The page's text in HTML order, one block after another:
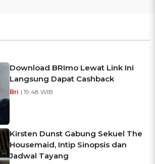
Download BRImo Lewat Link Ini
Langsung Dapat Cashback
Bri | 19:48 WIB
Kirsten Dunst Gabung Sekuel The
Housemaid, Intip Sinopsis dan
Jadwal Tayang